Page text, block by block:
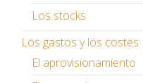
Los stocks
Los gastos y los costes
El aprovisionamiento